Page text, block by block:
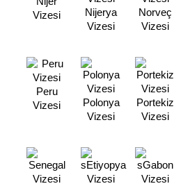
Vizesi
Nijerya
Vizesi
Norveç
Vizesi
Peru
Vizesi
Polonya
Vizesi
Portekiz
Vizesi